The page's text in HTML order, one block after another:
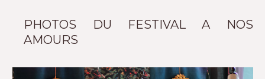
PHOTOS DU FESTIVAL A NOS
AMOURS